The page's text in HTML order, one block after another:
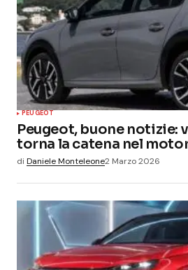
PEUGEOT
Peugeot, buone notizie:
torna la catena nel
di Daniele Monteleone2 Marzo 2026